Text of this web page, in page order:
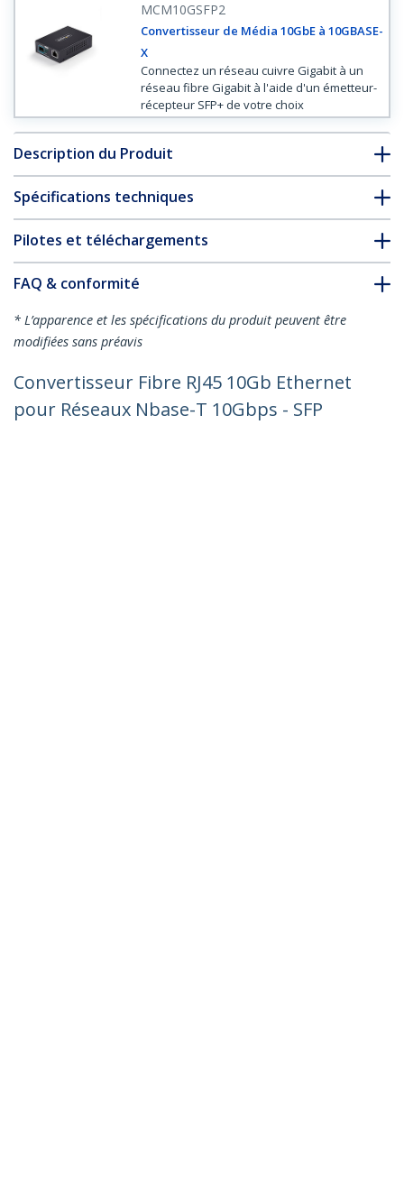
MCM10GSFP2
Convertisseur de Média 10GbE à 10GBASE-
X
Connectez un réseau cuivre Gigabit à un
réseau fibre Gigabit à l'aide d'un émetteur-
récepteur SFP+ de votre choix
Description du Produit
Spécifications techniques
Pilotes et téléchargements
FAQ & conformité
* L’apparence et les spécifications du produit peuvent être
modifiées sans préavis
Convertisseur Fibre RJ45 10Gb Ethernet
pour Réseaux Nbase-T 10Gbps - SFP